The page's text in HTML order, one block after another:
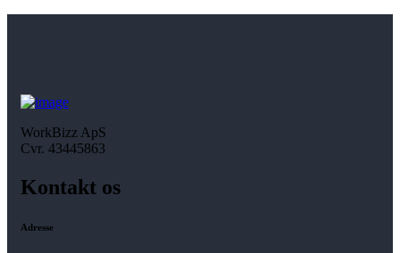
WorkBizz ApS
Cvr. 43445863
Kontakt os
Adresse